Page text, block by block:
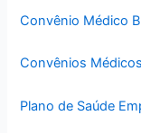
Convênio Médico
Convênios
Plano de Saúde